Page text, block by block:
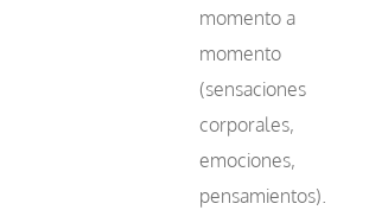
momento a
momento
(sensaciones
corporales,
emociones,
pensamientos).